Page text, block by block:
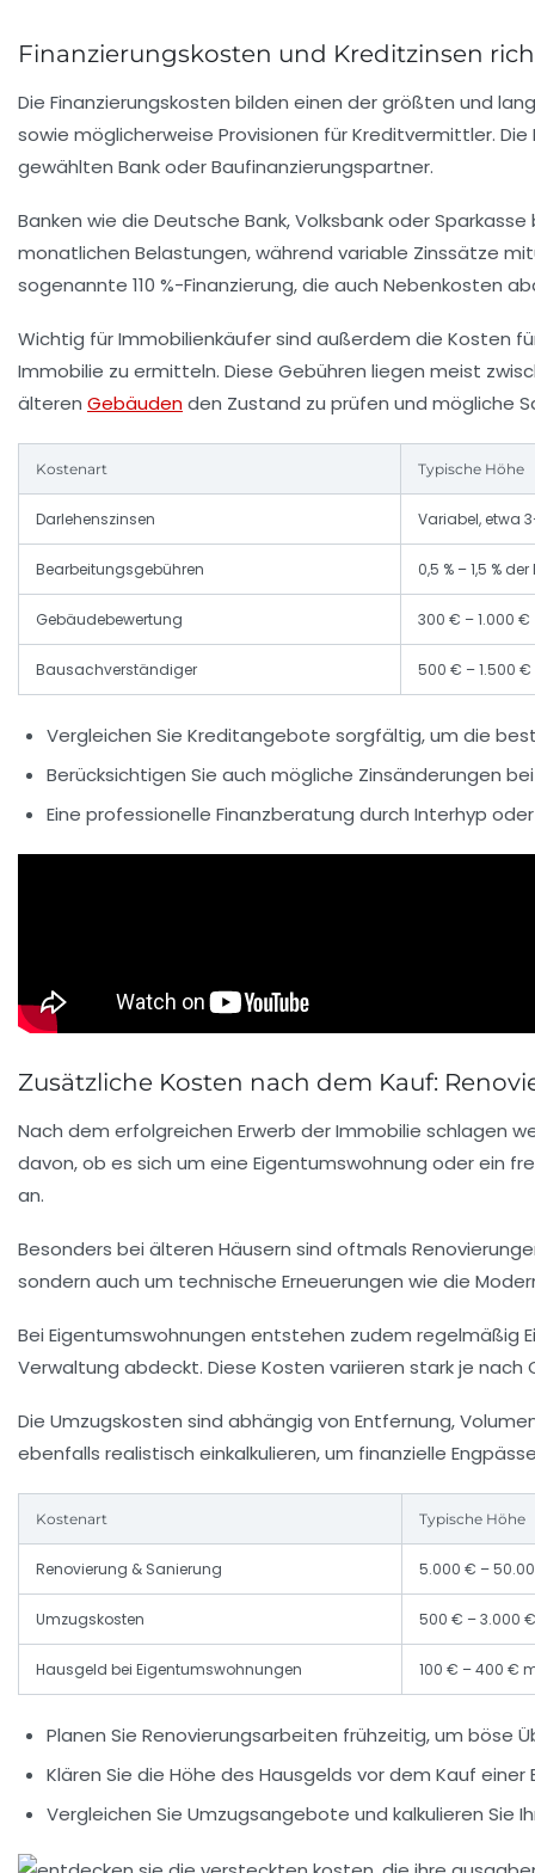
Finanzierungskosten und Kreditzinsen
Die Finanzierungskosten bilden einen der größten und
sowie möglicherweise Provisionen für Kreditvermittler.
gewählten Bank oder Baufinanzierungspartner.
Banken wie die Deutsche Bank, Volksbank oder
monatlichen Belastungen, während variable Zinssätze
sogenannte 110 %-Finanzierung, die auch Nebenkosten
Wichtig für Immobilienkäufer sind außerdem die Kosten
Immobilie zu ermitteln. Diese Gebühren liegen meist
älteren Gebäudenden Zustand zu prüfen und mögliche
Kostenart Typische Höhe
Darlehenszinsen Variabel, etwa
Bearbeitungsgebühren 0,5 % – 1,5 %
Gebäudebewertung 300 € – 1.000 €
Bausachverständiger 500 € – 1.500 €
Vergleichen Sie Kreditangebote sorgfältig, um die
Berücksichtigen Sie auch mögliche Zinsänderungen
Eine professionelle Finanzberatung durch Interhyp
Zusätzliche Kosten nach dem Kauf:
Nach dem erfolgreichen Erwerb der Immobilie schlagen
davon, ob es sich um eine Eigentumswohnung oder ein
an.
Besonders bei älteren Häusern sind oftmals
sondern auch um technische Erneuerungen wie die
Bei Eigentumswohnungen entstehen zudem regelmäßig
Verwaltung abdeckt. Diese Kosten variieren stark je nach
Die Umzugskosten sind abhängig von Entfernung,
ebenfalls realistisch einkalkulieren, um finanzielle
Kostenart Typische Höhe
Renovierung & Sanierung 5.000 € –
Umzugskosten 500 € – 3.000 €
Hausgeld bei Eigentumswohnungen 100 € – 400 €
Planen Sie Renovierungsarbeiten frühzeitig, um böse
Klären Sie die Höhe des Hausgelds vor dem Kauf einer
Vergleichen Sie Umzugsangebote und kalkulieren Sie